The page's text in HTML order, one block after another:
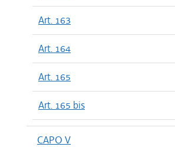
Art. 163
Art. 164
Art. 165
Art. 165 bis
CAPO V